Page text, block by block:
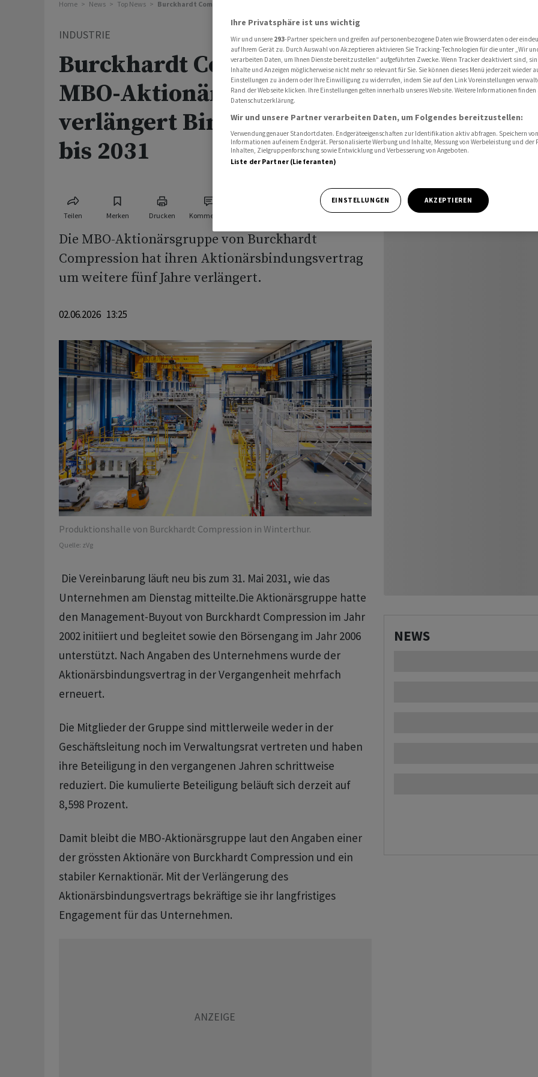
Home News Top News Burckhardt Compression: MBO-Aktionärsgruppe verlängert Bindungsvertrag bis 2031
INDUSTRIE
Burckhardt Compression:
MBO-Aktionärsgruppe
verlängert Bindungsvertrag
bis 2031
Teilen Merken Drucken Kommentare
Die MBO-Aktionärsgruppe von Burckhardt
Compression hat ihren Aktionärsbindungsvertrag
um weitere fünf Jahre verlängert.
02.06.2026 13:25
Produktionshalle von Burckhardt Compression in Winterthur.
Quelle: zVg
Die Vereinbarung läuft neu bis zum 31. Mai 2031, wie das
Unternehmen am Dienstag mitteilte.Die Aktionärsgruppe hatte
den Management-Buyout von Burckhardt Compression im Jahr
2002 initiiert und begleitet sowie den Börsengang im Jahr 2006
unterstützt. Nach Angaben des Unternehmens wurde der
Aktionärsbindungsvertrag in der Vergangenheit mehrfach
erneuert.
Die Mitglieder der Gruppe sind mittlerweile weder in der
Geschäftsleitung noch im Verwaltungsrat vertreten und haben
ihre Beteiligung in den vergangenen Jahren schrittweise
reduziert. Die kumulierte Beteiligung beläuft sich derzeit auf
8,598 Prozent.
Damit bleibt die MBO-Aktionärsgruppe laut den Angaben einer
der grössten Aktionäre von Burckhardt Compression und ein
stabiler Kernaktionär. Mit der Verlängerung des
Aktionärsbindungsvertrags bekräftige sie ihr langfristiges
Engagement für das Unternehmen.
NEWS
Ihre Privatsphäre ist uns wichtig
Wir und unsere 293-Partner speichern und greifen auf personenbezogene Daten wie Browserdaten oder
auf Ihrem Gerät zu. Durch Auswahl von Akzeptieren aktivieren Sie Tracking-Technologien für die unter „Wir
verarbeiten Daten, um Ihnen Dienste bereitzustellen“ aufgeführten Zwecke. Wenn Tracker deaktiviert sind,
Inhalte und Anzeigen möglicherweise nicht mehr so relevant für Sie. Sie können dieses Menü jederzeit wieder
Einstellungen zu ändern oder Ihre Einwilligung zu widerrufen, indem Sie auf den Link Voreinstellungen
Rand der Webseite klicken. Ihre Einstellungen gelten innerhalb unseres Website. Weitere Informationen finden
Datenschutzerklärung.
Wir und unsere Partner verarbeiten Daten, um Folgendes bereitzustellen:
Verwendung genauer Standortdaten. Endgeräteeigenschaften zur Identifikation aktiv abfragen. Speichern
Informationen auf einem Endgerät. Personalisierte Werbung und Inhalte, Messung von Werbeleistung und der
Inhalten, Zielgruppenforschung sowie Entwicklung und Verbesserung von Angeboten.
Liste der Partner (Lieferanten)
EINSTELLUNGEN AKZEPTIEREN